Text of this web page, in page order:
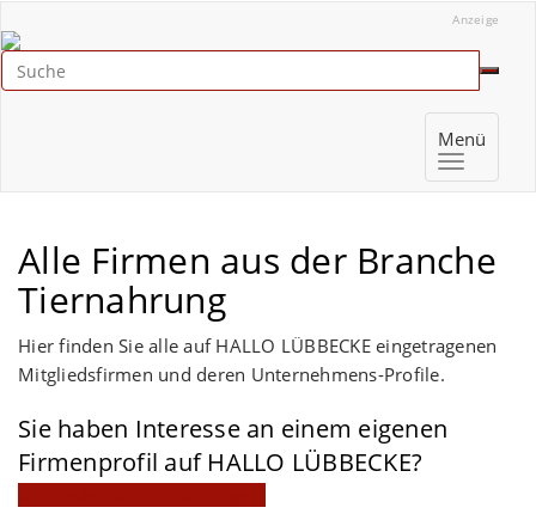
Anzeige
Menü
Alle Firmen aus der Branche
Tiernahrung
Hier finden Sie alle auf HALLO LÜBBECKE eingetragenen
Mitgliedsfirmen und deren Unternehmens-Profile.
Sie haben Interesse an einem eigenen
Firmenprofil auf HALLO LÜBBECKE?